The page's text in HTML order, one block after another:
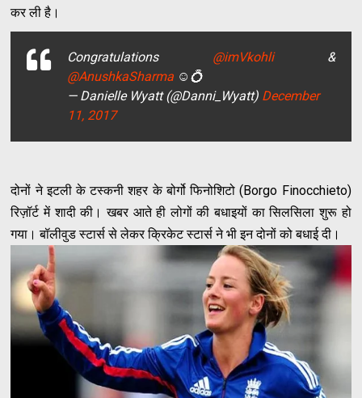
कर ली है।
Congratulations @imVkohli&
@AnushkaSharma ☺️💍
— Danielle Wyatt (@Danni_Wyatt) December
11, 2017
दोनों ने इटली के टस्कनी शहर के बोर्गो फिनोशिटो (Borgo Finocchieto)
रिज़ॉर्ट में शादी की। खबर आते ही लोगों की बधाइयों का सिलसिला शुरू हो
गया। बॉलीवुड स्टार्स से लेकर क्रिकेट स्टार्स ने भी इन दोनों को बधाई दी।